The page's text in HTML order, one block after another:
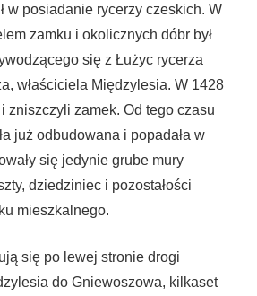
w posiadanie rycerzy czeskich. W
zamku i okolicznych dóbr był
się z Łużyc rycerza
właściciela Międzylesia. W 1428
zniszczyli zamek. Od tego czasu
już odbudowana i popadała w
się jedynie grube mury
dziedziniec i pozostałości
mieszkalnego.
się po lewej stronie drogi
do Gniewoszowa, kilkaset